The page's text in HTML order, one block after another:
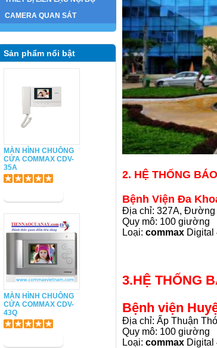
CAMERA QUAN SÁT
Sản phẩm nổi bật
MÀN HÌNH CHUÔNG
CỬA COMMAX CDV-
35A
MÀN HÌNH CHUÔNG
CỬA COMMAX CDV-
43Q
2. HỆ THỐNG
Bệnh Viện Đa
Địa chỉ: 327A, Đường
Quy mô: 100 giường
Loại: commax Digital
3.HỆ THỐNG
Bệnh viện
Địa chỉ: Ấp Thuận
Quy mô: 100 giường
Loại: commax Digital